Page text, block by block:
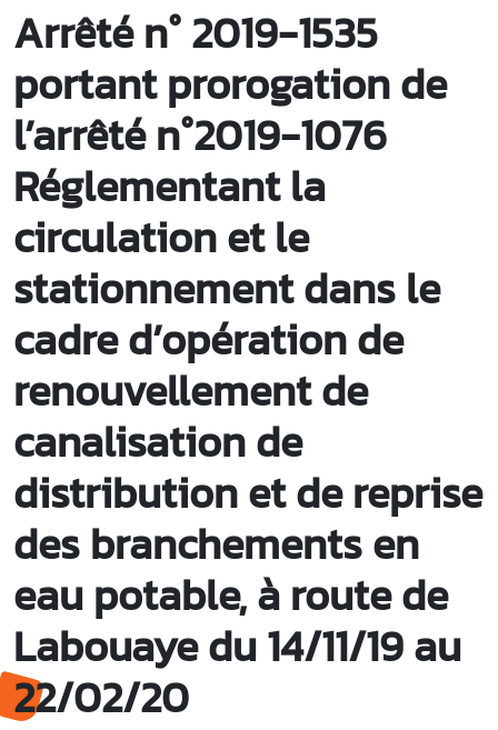
Arrêté n° 2019-1535
portant prorogation de
l’arrêté n°2019-1076
Réglementant la
circulation et le
stationnement dans le
cadre d’opération de
renouvellement de
canalisation de
distribution et de reprise
des branchements en
eau potable, à route de
Labouaye du 14/11/19 au
22/02/20